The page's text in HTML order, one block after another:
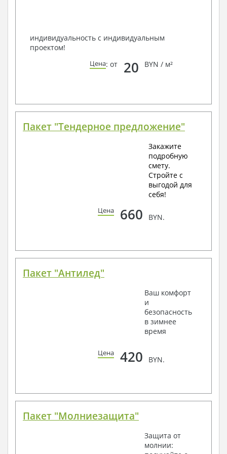
индивидуальность с индивидуальным
проектом!
Цена: от 20 BYN / м²
Пакет "Тендерное предложение"
Закажите
подробную
смету.
Стройте с
выгодой для
себя!
Цена 660 BYN.
Пакет "Антилед"
Ваш комфорт
и
безопасность
в зимнее
время
Цена 420 BYN.
Пакет "Молниезащита"
Защита от
молнии: